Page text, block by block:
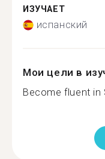
ИЗУЧАЕТ
испанский
Мои цели в
Become fluent in